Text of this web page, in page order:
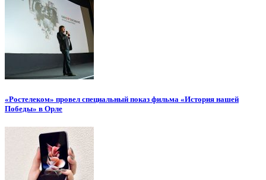
«Ростелеком» провел специальный показ фильма «История нашей
Победы» в Орле